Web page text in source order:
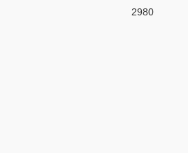
2980